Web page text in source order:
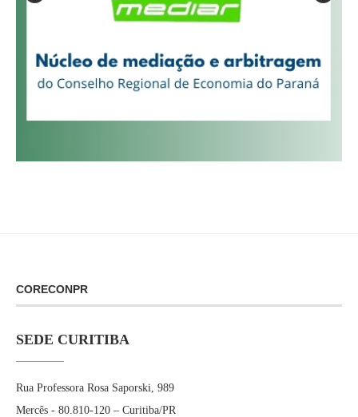
CORECONPR
SEDE CURITIBA
Rua Professora Rosa Saporski, 989
Mercês - 80.810-120 – Curitiba/PR